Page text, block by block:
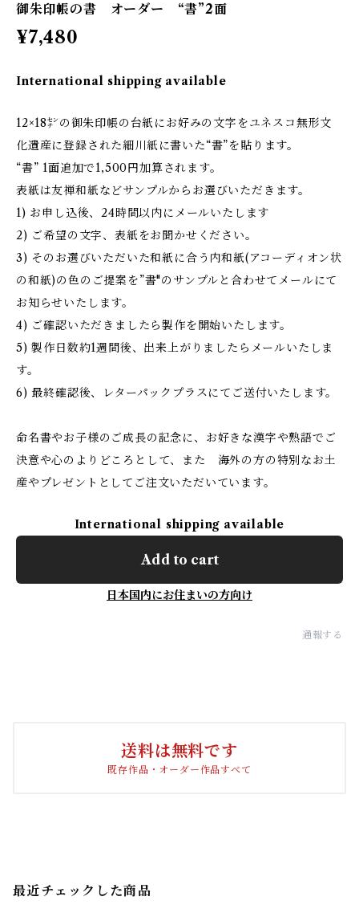
御朱印帳の書 オーダー “書”2面
¥7,480
International shipping available
12×18㌢の御朱印帳の台紙にお好みの文字をユネスコ無形文
化遺産に登録された細川紙に書いた“書”を貼ります。
“書” 1面追加で1,500円加算されます。
表紙は友禅和紙などサンプルからお選びいただきます。
1) お申し込後、24時間以内にメールいたします
2) ご希望の文字、表紙をお聞かせください。
3) そのお選びいただいた和紙に合う内和紙(アコーディオン状
の和紙)の色のご提案を”書"のサンプルと合わせてメールにて
お知らせいたします。
4) ご確認いただきましたら製作を開始いたします。
5) 製作日数約1週間後、出来上がりましたらメールいたしま
す。
6) 最終確認後、レターパックプラスにてご送付いたします。
命名書やお子様のご成長の記念に、お好きな漢字や熟語でご
決意や心のよりどころとして、また 海外の方の特別なお土
産やプレゼントとしてご注文いただいています。
International shipping available
Add to cart
日本国内にお住まいの方向け
通報する
送料は無料です
既存作品・オーダー作品すべて
最近チェックした商品